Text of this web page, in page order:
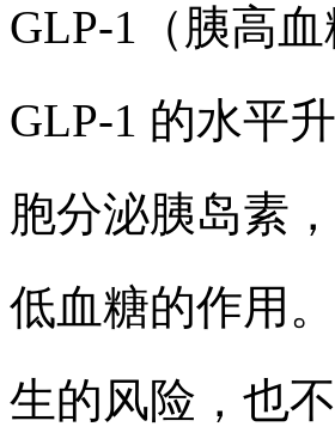
GLP-1（胰高
GLP-1 的水平
胞分泌胰岛素
低血糖的作用
生的风险，也